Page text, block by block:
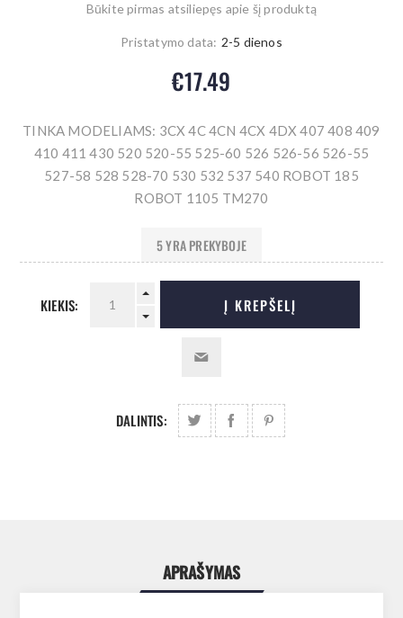
Būkite pirmas atsiliepęs apie šį produktą
Pristatymo data: 2-5 dienos
€17.49
TINKA MODELIAMS: 3CX 4C 4CN 4CX 4DX 407 408 409
410 411 430 520 520-55 525-60 526 526-56 526-55
527-58 528 528-70 530 532 537 540 ROBOT 185
ROBOT 1105 TM270
5 YRA PREKYBOJE
KIEKIS: Į KREPŠELĮ
DALINTIS:
APRAŠYMAS